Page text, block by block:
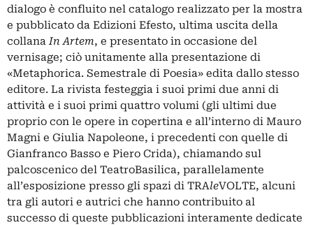
dialogo è confluito nel catalogo realizzato per la mostra
e pubblicato da Edizioni Efesto, ultima uscita della
collanaIn Artem, e presentato in occasione del
vernisage; ciò unitamente alla presentazione di
«Metaphorica. Semestrale di Poesia» edita dallo stesso
editore. La rivista festeggia i suoi primi due anni di
attività e i suoi primi quattro volumi (gli ultimi due
proprio con le opere in copertina e all’interno di Mauro
Magni e Giulia Napoleone, i precedenti con quelle di
Gianfranco Basso e Piero Crida), chiamando sul
palcoscenico del TeatroBasilica, parallelamente
all’esposizione presso gli spazi di TRAleVOLTE, alcuni
tra gli autori e autrici che hanno contribuito al
successo di queste pubblicazioni interamente dedicate